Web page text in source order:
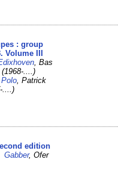
: group
Volume III
, Bas
(1968-....)
Polo , Patrick
....)
edition
/Gabber, Ofer